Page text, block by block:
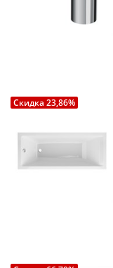
Скидка 23,86%